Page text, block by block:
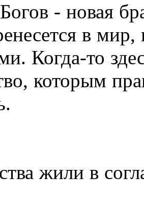
- новая
в
Когда-то
которым
жили в